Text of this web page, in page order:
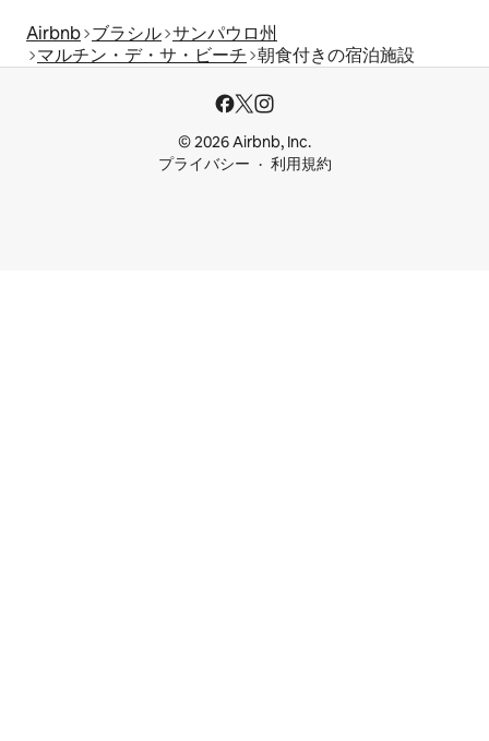
Airbnb ブラシル サンパウロ州
マルチン・デ・サ・ビーチ 朝食付きの宿泊施設
© 2026 Airbnb, Inc.
プライバシー
利用規約